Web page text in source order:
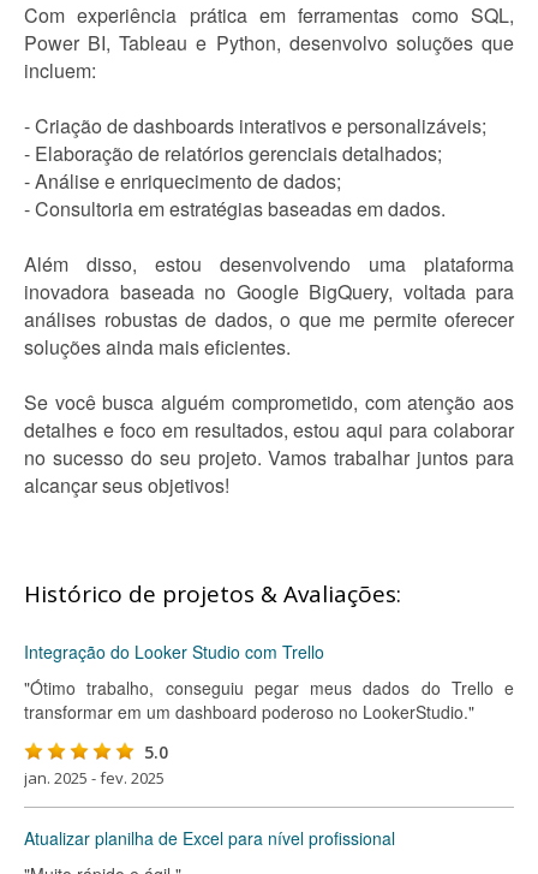
Com experiência prática em ferramentas como SQL,
Power BI, Tableau e Python, desenvolvo soluções que
incluem:
- Criação de dashboards interativos e personalizáveis;
- Elaboração de relatórios gerenciais detalhados;
- Análise e enriquecimento de dados;
- Consultoria em estratégias baseadas em dados.
Além disso, estou desenvolvendo uma plataforma
inovadora baseada no Google BigQuery, voltada para
análises robustas de dados, o que me permite oferecer
soluções ainda mais eficientes.
Se você busca alguém comprometido, com atenção aos
detalhes e foco em resultados, estou aqui para colaborar
no sucesso do seu projeto. Vamos trabalhar juntos para
alcançar seus objetivos!
Histórico de projetos & Avaliações:
Integração do Looker Studio com Trello
"Ótimo trabalho, conseguiu pegar meus dados do Trello e
transformar em um dashboard poderoso no LookerStudio."
5.0
jan. 2025 - fev. 2025
Atualizar planilha de Excel para nível profissional